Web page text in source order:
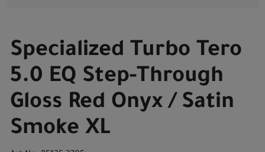
Specialized Turbo Tero
5.0 EQ Step-Through
Gloss Red Onyx / Satin
Smoke XL